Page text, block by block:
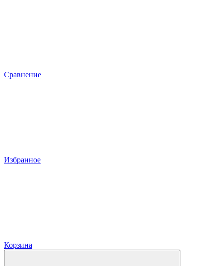
Сравнение
Избранное
Корзина